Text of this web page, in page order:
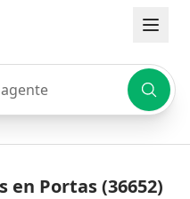
Portas (36652)